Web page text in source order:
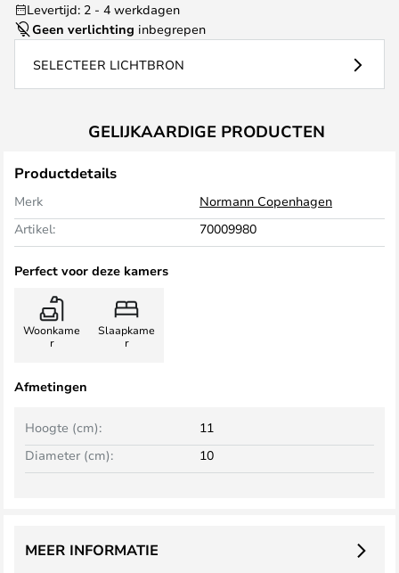
Levertijd: 2 - 4 werkdagen
Geen verlichting inbegrepen
SELECTEER LICHTBRON
GELIJKAARDIGE PRODUCTEN
Productdetails
Merk
Normann Copenhagen
Artikel:
70009980
Perfect voor deze kamers
Woonkame
r
Slaapkame
r
Afmetingen
Hoogte (cm):
11
Diameter (cm):
10
MEER INFORMATIE